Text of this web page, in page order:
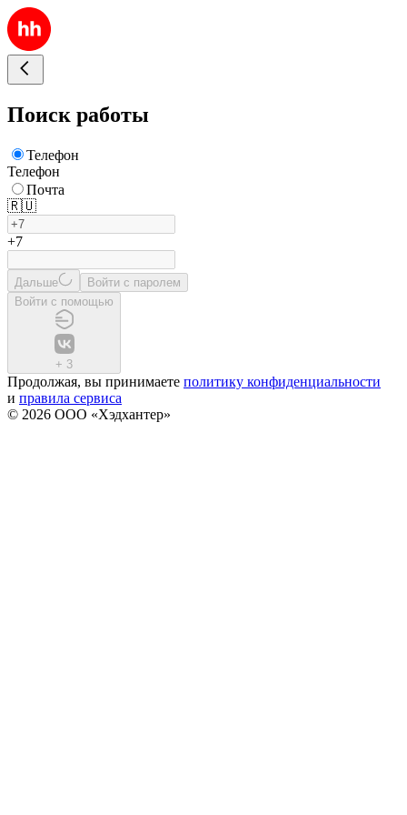
Поиск работы
Телефон
Телефон
Почта
🇷🇺
+7
Дальше
Войти с паролем
Войти с помощью
+ 3
Продолжая, вы принимаете политику конфиденциальности
и правила сервиса
© 2026 ООО «Хэдхантер»